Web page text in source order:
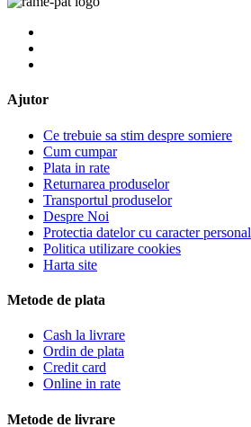
Ajutor
Ce trebuie sa stim despre somiere
Cum cumpar
Plata in rate
Returnarea produselor
Transportul produselor
Despre Noi
Protectia datelor cu caracter personal
Politica utilizare cookies
Harta site
Metode de plata
Cash la livrare
Ordin de plata
Credit card
Online in rate
Metode de livrare